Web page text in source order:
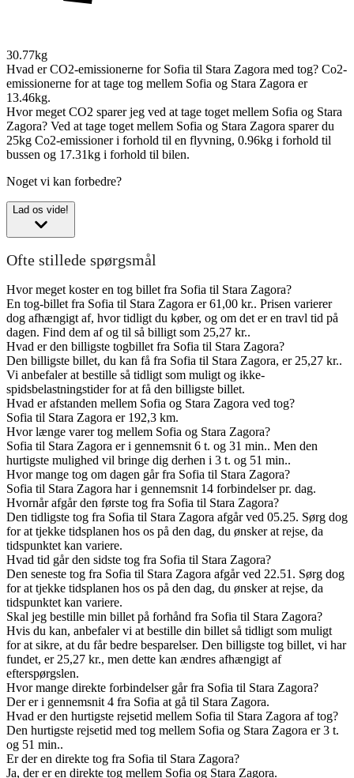
30.77kg
Hvad er CO2-emissionerne for Sofia til Stara Zagora med tog? Co2-
emissionerne for at tage tog mellem Sofia og Stara Zagora er
13.46kg.
Hvor meget CO2 sparer jeg ved at tage toget mellem Sofia og Stara
Zagora? Ved at tage toget mellem Sofia og Stara Zagora sparer du
25kg Co2-emissioner i forhold til en flyvning, 0.96kg i forhold til
bussen og 17.31kg i forhold til bilen.
Noget vi kan forbedre?
Lad os vide!
Ofte stillede spørgsmål
Hvor meget koster en tog billet fra Sofia til Stara Zagora?
En tog-billet fra Sofia til Stara Zagora er 61,00 kr.. Prisen varierer
dog afhængigt af, hvor tidligt du køber, og om det er en travl tid på
dagen. Find dem af og til så billigt som 25,27 kr..
Hvad er den billigste togbillet fra Sofia til Stara Zagora?
Den billigste billet, du kan få fra Sofia til Stara Zagora, er 25,27 kr..
Vi anbefaler at bestille så tidligt som muligt og ikke-
spidsbelastningstider for at få den billigste billet.
Hvad er afstanden mellem Sofia og Stara Zagora ved tog?
Sofia til Stara Zagora er 192,3 km.
Hvor længe varer tog mellem Sofia og Stara Zagora?
Sofia til Stara Zagora er i gennemsnit 6 t. og 31 min.. Men den
hurtigste mulighed vil bringe dig derhen i 3 t. og 51 min..
Hvor mange tog om dagen går fra Sofia til Stara Zagora?
Sofia til Stara Zagora har i gennemsnit 14 forbindelser pr. dag.
Hvornår afgår den første tog fra Sofia til Stara Zagora?
Den tidligste tog fra Sofia til Stara Zagora afgår ved 05.25. Sørg dog
for at tjekke tidsplanen hos os på den dag, du ønsker at rejse, da
tidspunktet kan variere.
Hvad tid går den sidste tog fra Sofia til Stara Zagora?
Den seneste tog fra Sofia til Stara Zagora afgår ved 22.51. Sørg dog
for at tjekke tidsplanen hos os på den dag, du ønsker at rejse, da
tidspunktet kan variere.
Skal jeg bestille min billet på forhånd fra Sofia til Stara Zagora?
Hvis du kan, anbefaler vi at bestille din billet så tidligt som muligt
for at sikre, at du får bedre besparelser. Den billigste tog billet, vi har
fundet, er 25,27 kr., men dette kan ændres afhængigt af
efterspørgslen.
Hvor mange direkte forbindelser går fra Sofia til Stara Zagora?
Der er i gennemsnit 4 fra Sofia at gå til Stara Zagora.
Hvad er den hurtigste rejsetid mellem Sofia til Stara Zagora af tog?
Den hurtigste rejsetid med tog mellem Sofia og Stara Zagora er 3 t.
og 51 min..
Er der en direkte tog fra Sofia til Stara Zagora?
Ja, der er en direkte tog mellem Sofia og Stara Zagora.